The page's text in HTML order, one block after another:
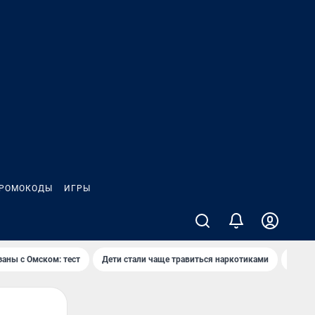
ИГРЫ
с Омском: тест Дети стали чаще травиться наркотиками